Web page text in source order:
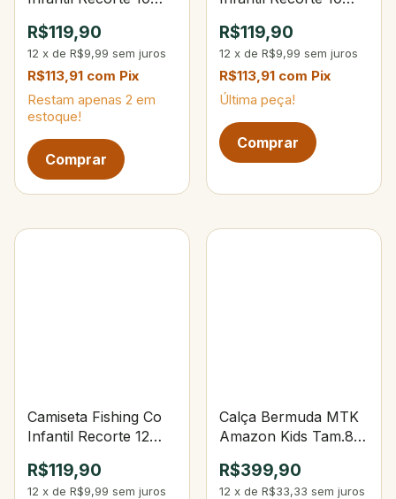
R$119,90
12 x de R$9,99 sem juros
R$113,91 com Pix
Restam apenas 2 em
estoque!
R$119,90
12 x de R$9,99 sem juros
R$113,91 com Pix
Última peça!
Camiseta Fishing Co
Infantil Recorte 12
R$119,90
12 x de R$9,99 sem juros
Calça Bermuda MTK
Amazon Kids Tam.8
R$399,90
12 x de R$33,33 sem juros